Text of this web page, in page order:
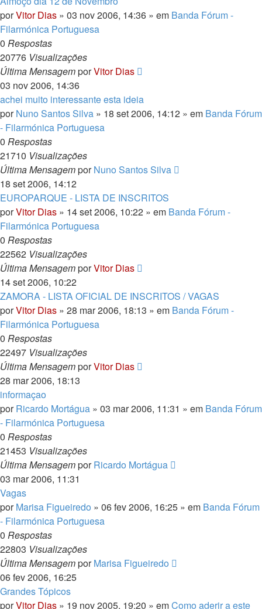
porVitor Dias » 03 nov 2006, 14:36 » em Banda Fórum -
Filarmónica Portuguesa
0 Respostas
20776 Visualizações
Última MensagemporVitor Dias
03 nov 2006, 14:36
achei muito interessante esta ideia
porNuno Santos Silva » 18 set 2006, 14:12 » em Banda Fórum
- Filarmónica Portuguesa
0 Respostas
21710 Visualizações
Última MensagemporNuno Santos Silva
18 set 2006, 14:12
EUROPARQUE - LISTA DE INSCRITOS
porVitor Dias » 14 set 2006, 10:22 » em Banda Fórum -
Filarmónica Portuguesa
0 Respostas
22562 Visualizações
Última MensagemporVitor Dias
14 set 2006, 10:22
ZAMORA - LISTA OFICIAL DE INSCRITOS / VAGAS
porVitor Dias » 28 mar 2006, 18:13 » em Banda Fórum -
Filarmónica Portuguesa
0 Respostas
22497 Visualizações
Última MensagemporVitor Dias
28 mar 2006, 18:13
informaçao
porRicardo Mortágua » 03 mar 2006, 11:31 » em Banda Fórum
- Filarmónica Portuguesa
0 Respostas
21453 Visualizações
Última MensagemporRicardo Mortágua
03 mar 2006, 11:31
Vagas
porMarisa Figueiredo » 06 fev 2006, 16:25 » em Banda Fórum
- Filarmónica Portuguesa
0 Respostas
22803 Visualizações
Última MensagemporMarisa Figueiredo
06 fev 2006, 16:25
Grandes Tópicos
porVitor Dias » 19 nov 2005, 19:20 » emComo aderir a este